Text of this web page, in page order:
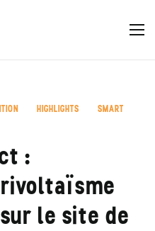
HIGHLIGHTS
SMART
:
le site de